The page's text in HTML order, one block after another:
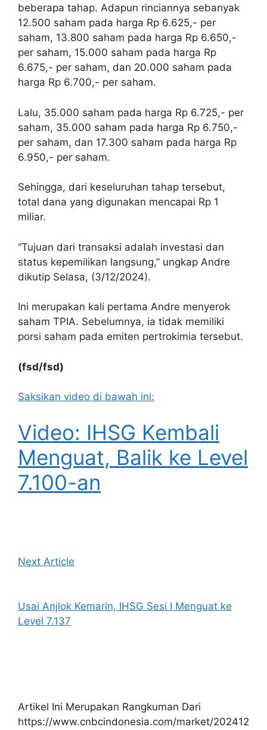
beberapa tahap. Adapun rinciannya sebanyak
12.500 saham pada harga Rp 6.625,- per
saham, 13.800 saham pada harga Rp 6.650,-
per saham, 15.000 saham pada harga Rp
6.675,- per saham, dan 20.000 saham pada
harga Rp 6.700,- per saham.
Lalu, 35.000 saham pada harga Rp 6.725,- per
saham, 35.000 saham pada harga Rp 6.750,-
per saham, dan 17.300 saham pada harga Rp
6.950,- per saham.
Sehingga, dari keseluruhan tahap tersebut,
total dana yang digunakan mencapai Rp 1
miliar.
“Tujuan dari transaksi adalah investasi dan
status kepemilikan langsung,” ungkap Andre
dikutip Selasa, (3/12/2024).
Ini merupakan kali pertama Andre menyerok
saham TPIA. Sebelumnya, ia tidak memiliki
porsi saham pada emiten pertrokimia tersebut.
(fsd/fsd)
Saksikan video di bawah ini:
Video: IHSG Kembali
Menguat, Balik ke Level
7.100-an
Next Article
Usai Anjlok Kemarin, IHSG Sesi I Menguat ke
Level 7.137
Artikel Ini Merupakan Rangkuman Dari
https://www.cnbcindonesia.com/market/202412